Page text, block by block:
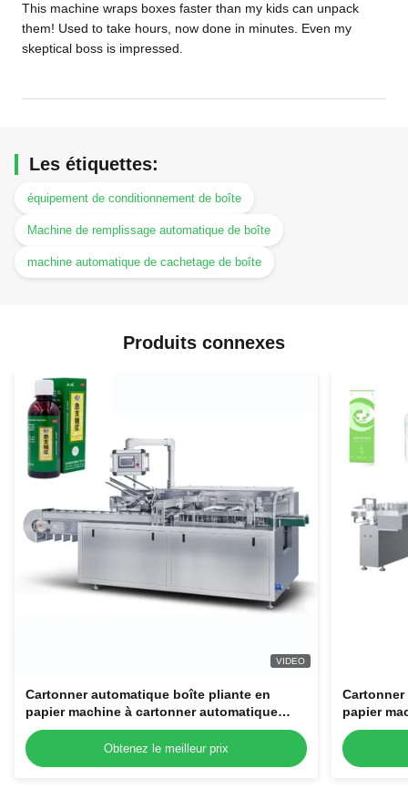
This machine wraps boxes faster than my kids can unpack
them! Used to take hours, now done in minutes. Even my
skeptical boss is impressed.
Les étiquettes:
équipement de conditionnement de boîte
Machine de remplissage automatique de boîte
machine automatique de cachetage de boîte
Produits connexes
VIDEO
Cartonner automatique boîte pliante en
papier machine à cartonner automatique
pour tubes cosmétiques bouteilles bocaux
Obtenez le meilleur prix
papier
pour